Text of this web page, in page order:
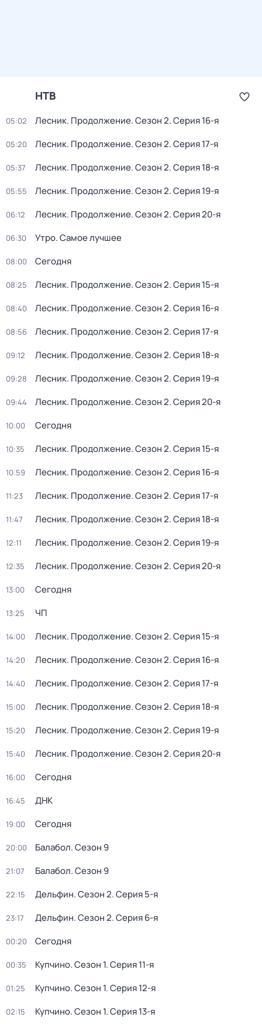
НТВ
05:02 Лесник. Продолжение. Сезон 2. Серия 16-я
05:20 Лесник. Продолжение. Сезон 2. Серия 17-я
05:37 Лесник. Продолжение. Сезон 2. Серия 18-я
05:55 Лесник. Продолжение. Сезон 2. Серия 19-я
06:12 Лесник. Продолжение. Сезон 2. Серия 20-я
06:30 Утро. Самое лучшее
08:00 Сегодня
08:25 Лесник. Продолжение. Сезон 2. Серия 15-я
08:40 Лесник. Продолжение. Сезон 2. Серия 16-я
08:56 Лесник. Продолжение. Сезон 2. Серия 17-я
09:12 Лесник. Продолжение. Сезон 2. Серия 18-я
09:28 Лесник. Продолжение. Сезон 2. Серия 19-я
09:44 Лесник. Продолжение. Сезон 2. Серия 20-я
10:00 Сегодня
10:35 Лесник. Продолжение. Сезон 2. Серия 15-я
10:59 Лесник. Продолжение. Сезон 2. Серия 16-я
11:23 Лесник. Продолжение. Сезон 2. Серия 17-я
11:47 Лесник. Продолжение. Сезон 2. Серия 18-я
12:11 Лесник. Продолжение. Сезон 2. Серия 19-я
12:35 Лесник. Продолжение. Сезон 2. Серия 20-я
13:00 Сегодня
13:25 ЧП
14:00 Лесник. Продолжение. Сезон 2. Серия 15-я
14:20 Лесник. Продолжение. Сезон 2. Серия 16-я
14:40 Лесник. Продолжение. Сезон 2. Серия 17-я
15:00 Лесник. Продолжение. Сезон 2. Серия 18-я
15:20 Лесник. Продолжение. Сезон 2. Серия 19-я
15:40 Лесник. Продолжение. Сезон 2. Серия 20-я
16:00 Сегодня
16:45 ДНК
19:00 Сегодня
20:00 Балабол. Сезон 9
21:07 Балабол. Сезон 9
22:15 Дельфин. Сезон 2. Серия 5-я
23:17 Дельфин. Сезон 2. Серия 6-я
00:20 Сегодня
00:35 Купчино. Сезон 1. Серия 11-я
01:25 Купчино. Сезон 1. Серия 12-я
02:15 Купчино. Сезон 1. Серия 13-я